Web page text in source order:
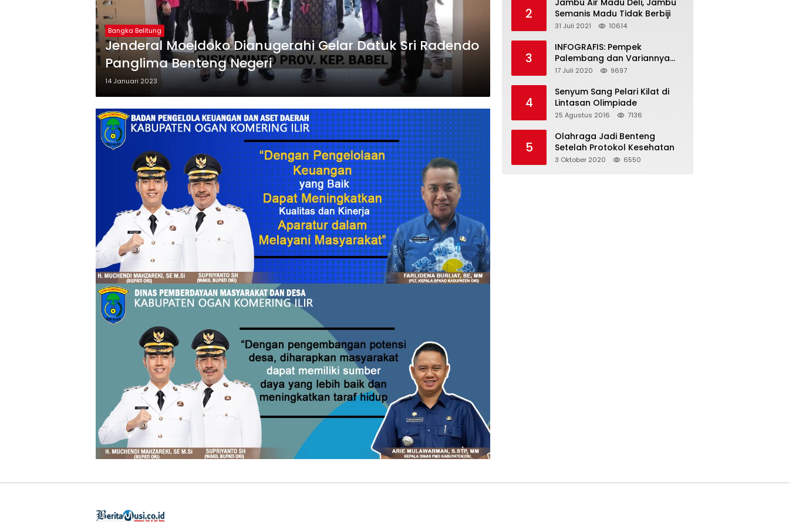
Bangka Belitung
Jenderal Moeldoko Dianugerahi Gelar Datuk Sri Radendo
Panglima Benteng Negeri
14 Januari 2023
2
Jambu Air Madu Deli, Jambu
Semanis Madu Tidak Berbiji
31 Juli 2021 10614
3
INFOGRAFIS: Pempek
Palembang dan Variannya
yang Melegenda
17 Juli 2020 9697
4
Senyum Sang Pelari Kilat di
Lintasan Olimpiade
25 Agustus 2016 7136
5
Olahraga Jadi Benteng
Setelah Protokol Kesehatan
3 Oktober 2020 6550